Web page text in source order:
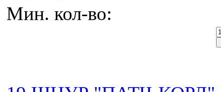
Мин. кол-во: